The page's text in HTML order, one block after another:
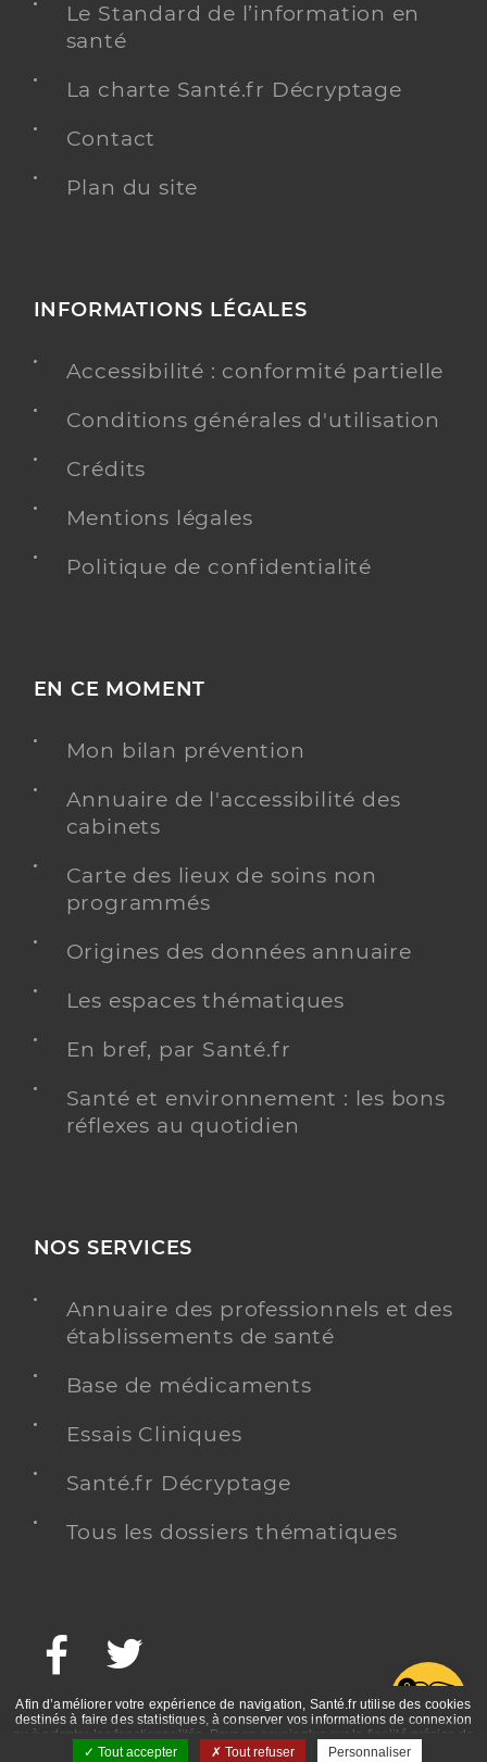
Le Standard de l’information en
santé
La charte Santé.fr Décryptage
Contact
Plan du site
INFORMATIONS LÉGALES
Accessibilité : conformité partielle
Conditions générales d'utilisation
Crédits
Mentions légales
Politique de confidentialité
EN CE MOMENT
Mon bilan prévention
Annuaire de l'accessibilité des
cabinets
Carte des lieux de soins non
programmés
Origines des données annuaire
Les espaces thématiques
En bref, par Santé.fr
Santé et environnement : les bons
réflexes au quotidien
NOS SERVICES
Annuaire des professionnels et des
établissements de santé
Base de médicaments
Essais Cliniques
Santé.fr Décryptage
Tous les dossiers thématiques
Facebook
Afin d’améliorer votre expérience de navigation, Santé.fr utilise des cookies
destinés à faire des statistiques, à conserver vos informations de connexion
ou à adapter les fonctionnalités. Pour en savoir plus sur la finalité précise de
ces cookies, nous vous invitons à prendre connaissance de la politique de
Tout accepter Tout refuser Personnaliser